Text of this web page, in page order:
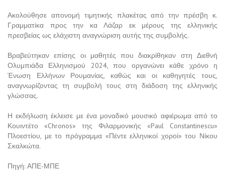
Ακολούθησε απονομή τιμητικής πλακέτας από την πρέσβη κ.
Γραμματίκα προς την κα Λάζαρ εκ μέρους της ελληνικής
πρεσβείας ως ελάχιστη αναγνώριση αυτής της συμβολής.
Βραβεύτηκαν επίσης οι μαθητές που διακρίθηκαν στη Διεθνή
Ολυμπιάδα Ελληνισμού 2024, που οργανώνει κάθε χρόνο η
Ένωση Ελλήνων Ρουμανίας, καθώς και οι καθηγητές τους,
αναγνωρίζοντας τη συμβολή τους στη διάδοση της ελληνικής
γλώσσας.
Η εκδήλωση έκλεισε με ένα μοναδικό μουσικό αφιέρωμα από το
Κουιντέτο «Chronos» της Φιλαρμονικής «Paul Constantinescu»
Πλοεστίου, με το πρόγραμμα «Πέντε ελληνικοί χοροί» του Νίκου
Σκαλκώτα.
Πηγή: ΑΠΕ-ΜΠΕ